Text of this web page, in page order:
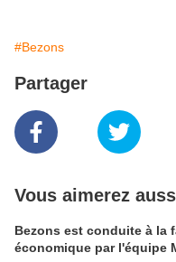
#Bezons
Partager
Vous aimerez
Bezons est conduite à la
économique par l'équipe